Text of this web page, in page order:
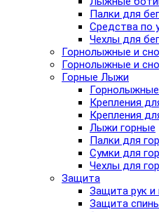
Палки для
Средства по
Чехлы для
Горнолыжные и
Горнолыжные и
Горные Лыжи
Крепления
Крепления
Лыжи горные
Палки для
Сумки для
Чехлы для
Защита
Защита рук и
Защита